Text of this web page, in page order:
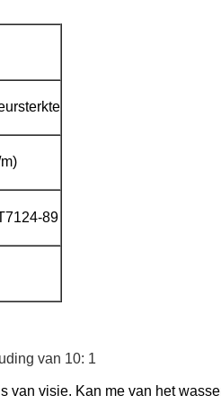
89
van 10: 1
visie. Kan me van het